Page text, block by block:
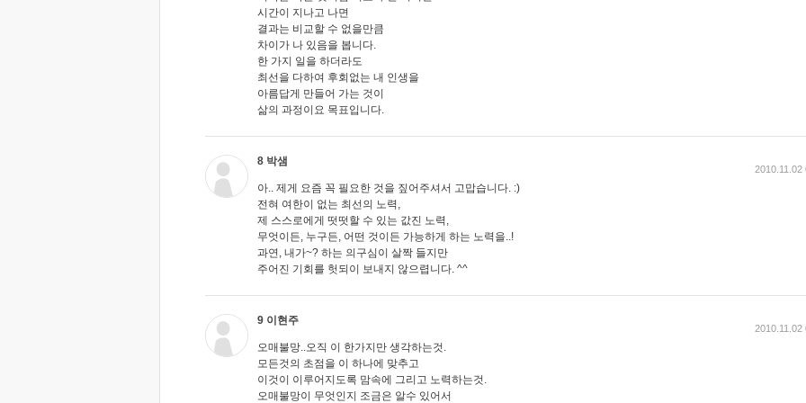
시간이 지나고 나면
결과는 비교할 수 없을만큼
차이가 나 있음을 봅니다.
한 가지 일을 하더라도
최선을 다하여 후회없는 내 인생을
아름답게 만들어 가는 것이
삶의 과정이요 목표입니다.
8 박샘
아.. 제게 요즘 꼭 필요한 것을 짚어주셔서 고맙습니다. :)
전혀 여한이 없는 최선의 노력,
제 스스로에게 떳떳할 수 있는 값진 노력,
무엇이든, 누구든, 어떤 것이든 가능하게 하는 노력을..!
과연, 내가~? 하는 의구심이 살짝 들지만
주어진 기회를 헛되이 보내지 않으렵니다. ^^
2010.11.02
9 이현주
오매불망..오직 이 한가지만 생각하는것.
모든것의 초점을 이 하나에 맞추고
이것이 이루어지도록 맘속에 그리고 노력하는것.
오매불망이 무엇인지 조금은 알수 있어서
2010.11.02